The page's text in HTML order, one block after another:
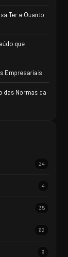
Ter e Quanto
que
Empresariais
das Normas da
24
4
35
62
9